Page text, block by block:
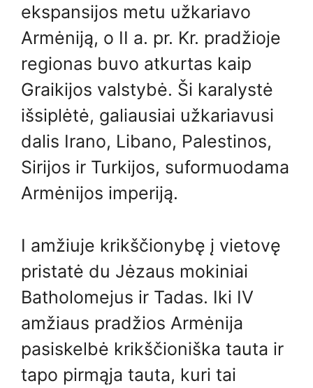
ekspansijos metu užkariavo
Armėniją, o II a. pr. Kr. pradžioje
regionas buvo atkurtas kaip
Graikijos valstybė. Ši karalystė
išsiplėtė, galiausiai užkariavusi
dalis Irano, Libano, Palestinos,
Sirijos ir Turkijos, suformuodama
Armėnijos imperiją.
I amžiuje krikščionybę į vietovę
pristatė du Jėzaus mokiniai
Batholomejus ir Tadas. Iki IV
amžiaus pradžios Armėnija
pasiskelbė krikščioniška tauta ir
tapo pirmąja tauta, kuri tai